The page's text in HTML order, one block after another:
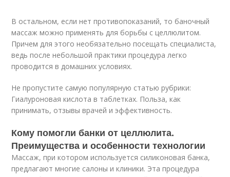
В остальном, если нет противопоказаний, то баночный
массаж можно применять для борьбы с целлюлитом.
Причем для этого необязательно посещать специалиста,
ведь после небольшой практики процедура легко
проводится в домашних условиях.
Не пропустите самую популярную статью рубрики:
Гиалуроновая кислота в таблетках. Польза, как
принимать, отзывы врачей и эффективность.
Кому помогли банки от целлюлита.
Преимущества и особенности технологии
Массаж, при котором используется силиконовая банка,
предлагают многие салоны и клиники. Эта процедура